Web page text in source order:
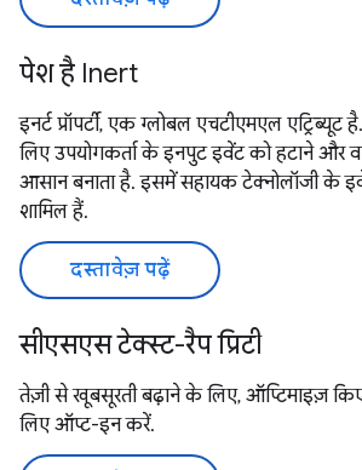
पेश है Inert
इनर्ट प्रॉपर्टी, एक ग्लोबल एचटीएमएल
लिए उपयोगकर्ता के इनपुट इवेंट को हटाने और
आसान बनाता है. इसमें सहायक टेक्नोलॉजी के
शामिल हैं.
दस्तावेज़ पढ़ें
सीएसएस टेक्स्ट-रैप प्रिटी
तेज़ी से खूबसूरती बढ़ाने के लिए, ऑप्टिमाइज़
लिए ऑप्ट-इन करें.